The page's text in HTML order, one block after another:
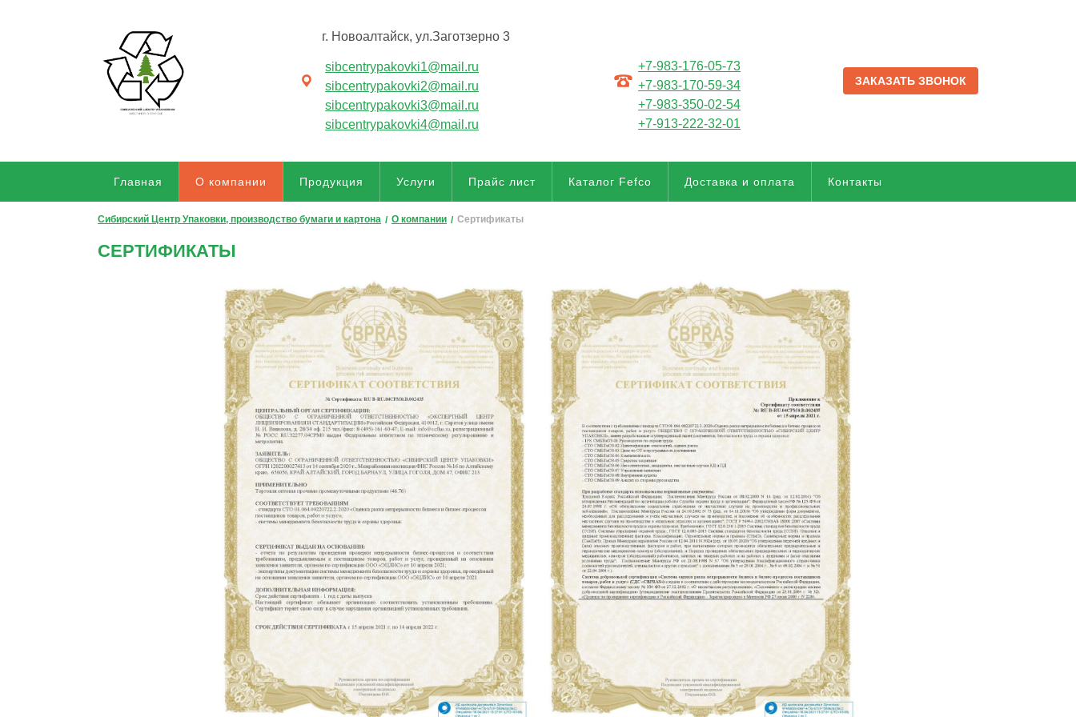
г. Новоалтайск, ул.Заготзерно 3
sibcentrypakovki1@mail.ru
sibcentrypakovki2@mail.ru
sibcentrypakovki3@mail.ru
sibcentrypakovki4@mail.ru
+7-983-176-05-73
+7-983-170-59-34
+7-983-350-02-54
+7-913-222-32-01
ЗАКАЗАТЬ ЗВОНОК
Главная О компании Продукция Услуги Прайс лист Каталог Fefco Доставка и оплата Контакты
Сибирский Центр Упаковки, производство бумаги и картона О компании Сертификаты
СЕРТИФИКАТЫ